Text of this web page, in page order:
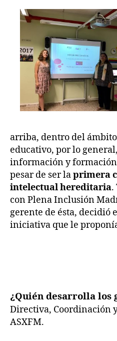
arriba, dentro del
educativo, por lo
información y
pesar de ser laprimera
intelectual hereditaria.
con Plena Inclusión
gerente de ésta, decidió
iniciativa que le
¿Quién desarrolla los
Directiva, Coordinación
ASXFM.